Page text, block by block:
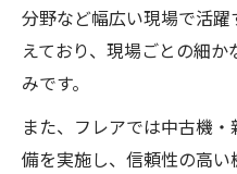
分野など幅広い現場で活
えており、現場ごとの細
みです。
また、フレアでは中古機
備を実施し、信頼性の高い